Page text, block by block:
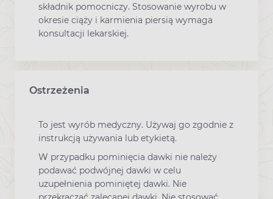
składnik pomocniczy. Stosowanie wyrobu w
okresie ciąży i karmienia piersią wymaga
konsultacji lekarskiej.
Ostrzeżenia
To jest wyrób medyczny. Używaj go zgodnie z
instrukcją używania lub etykietą.
W przypadku pominięcia dawki nie należy
podawać podwójnej dawki w celu
uzupełnienia pominiętej dawki. Nie